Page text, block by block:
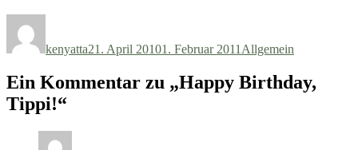
kenyatta21. April 20101. Februar 2011 Allgemein
Ein Kommentar zu „Happy Birthday,
Tippi!“